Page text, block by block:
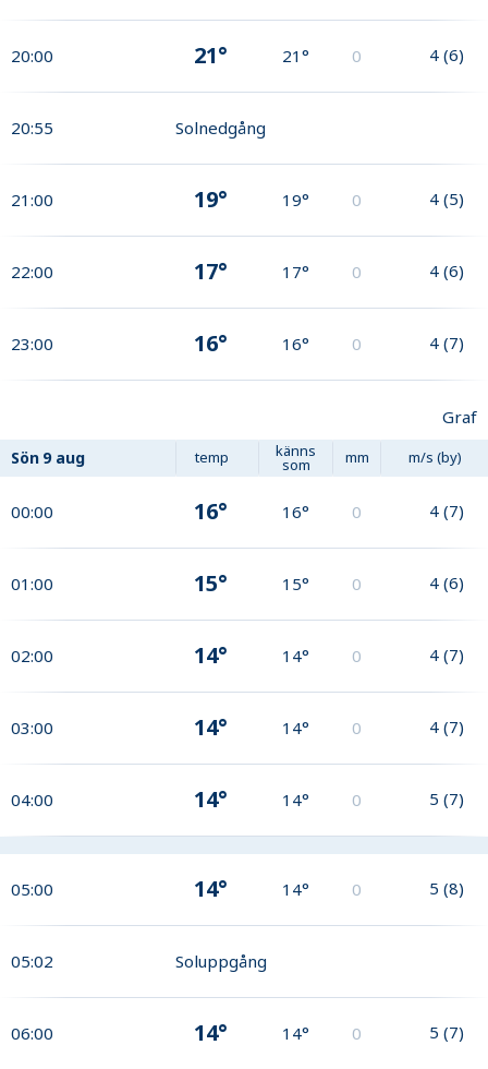
20:00 21° 21° 0 4 (6)
20:55 Solnedgång
21:00 19° 19° 0 4 (5)
22:00 17° 17° 0 4 (6)
23:00 16° 16° 0 4 (7)
Graf
Sön 9 aug temp känns
som mm m/s (by)
00:00 16° 16° 0 4 (7)
01:00 15° 15° 0 4 (6)
02:00 14° 14° 0 4 (7)
03:00 14° 14° 0 4 (7)
04:00 14° 14° 0 5 (7)
05:00 14° 14° 0 5 (8)
05:02 Soluppgång
06:00 14° 14° 0 5 (7)